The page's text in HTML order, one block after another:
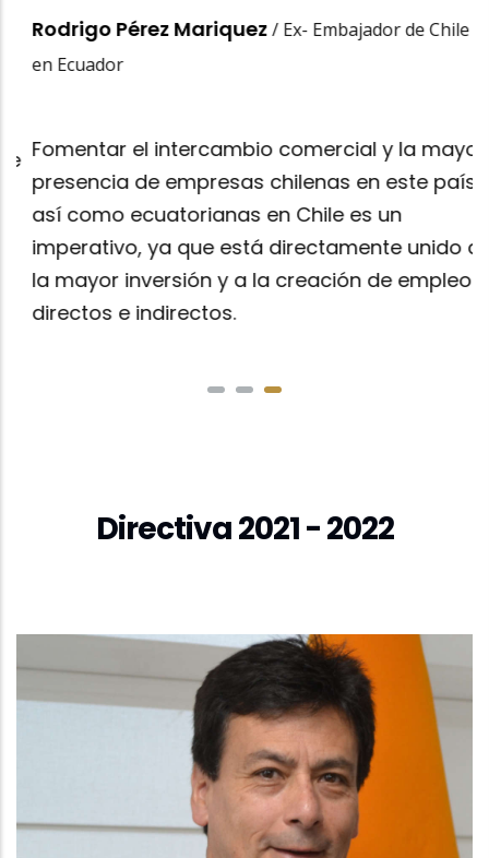
Rodrigo Pérez Mariquez/ Ex- Embajador de Chile
en Ecuador
Fomentar el intercambio comercial y la mayor
presencia de empresas chilenas en este país,
así como ecuatorianas en Chile es un
imperativo, ya que está directamente unido a
la mayor inversión y a la creación de empleos,
directos e indirectos.
Directiva 2021 - 2022